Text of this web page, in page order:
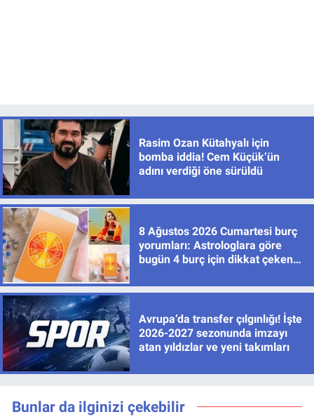
Rasim Ozan Kütahyalı için
bomba iddia! Cem Küçük’ün
adını verdiği öne sürüldü
8 Ağustos 2026 Cumartesi burç
yorumları: Astrologlara göre
bugün 4 burç için dikkat çeken
Avrupa’da transfer çılgınlığı! İşte
2026-2027 sezonunda imzayı
atan yıldızlar ve yeni takımları
Bunlar da ilginizi çekebilir